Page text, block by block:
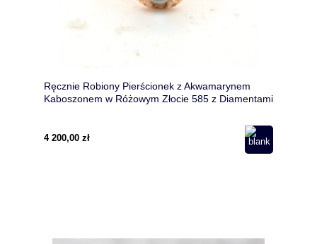
Ręcznie Robiony Pierścionek z Akwamarynem
Kaboszonem w Różowym Złocie 585 z Diamentami
4 200,00 zł